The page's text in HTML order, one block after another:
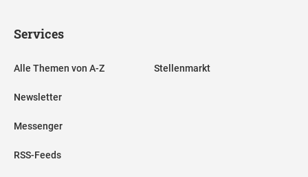
Services
Alle Themen von A-Z
Newsletter
Messenger
RSS-Feeds
Stellenmarkt